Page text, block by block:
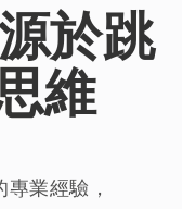
於跳
維
業經驗，